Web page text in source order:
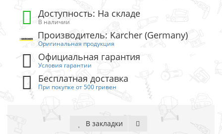
Доступность: На складе
В наличии
Производитель: Karcher (Germany)
Оригинальная продукция
Официальная гарантия
Условия гарантии
Бесплатная доставка
При покупке от 500 гривен
В закладки